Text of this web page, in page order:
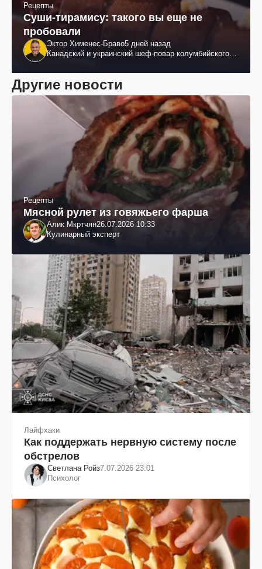
Рецепты
Суши-тирамису: такого вы еще не
пробовали
Эктор Хименес-Браво5 дней назад
Канадский и украинский шеф-повар колумбийского
Другие новости
Рецепты
Мясной рулет из говяжьего фарша
Алик Мкртчян26.07.2026 10:33
Кулинарный эксперт
Лайфхаки
Как поддержать нервную систему после
обстрелов
Светлана Ройз7.07.2026 23:01
Психолог